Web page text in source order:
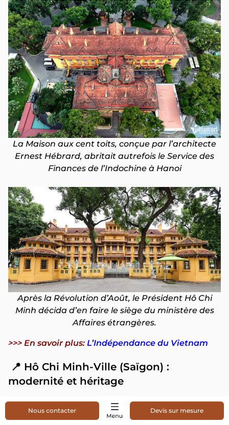
La Maison aux cent toits, conçue par l’architecte
Ernest Hébrard, abritait autrefois le Service des
Finances de l’Indochine à Hanoi
Après la Révolution d’Août, le Président Hô Chi
Minh décida d’en faire le siège du ministère des
Affaires étrangères.
>>> En savoir plus: L’Indépendance du Vietnam
📍 Hô Chi Minh-Ville (Saïgon) :
modernité et héritage
La Poste centrale de Saigon:Bâtiment
emblématique au style colonial, situé dans le
Nous contacter Devis sur mesure